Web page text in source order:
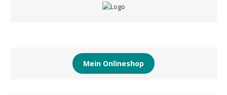
Mein Onlineshop